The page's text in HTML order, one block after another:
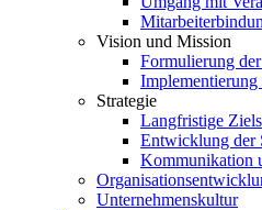
Vision und Mission
Formulierung
Strategie
Langfristige
Entwicklung der
Kommunikation
Unternehmenskultur